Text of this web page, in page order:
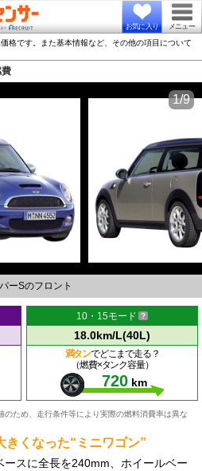
お気に入り メニュー
格です。また基本情報など、その他の項目について
費
ーSのフロント
1/9
10・15モード
18.0km/L(40L)
満タンでどこまで走る？
（燃費×タンク容量）
720 km
ため、走行条件等により実際の燃料消費率は異な
くなった“ミニワゴン”
スに全長を240mm、ホイールベー